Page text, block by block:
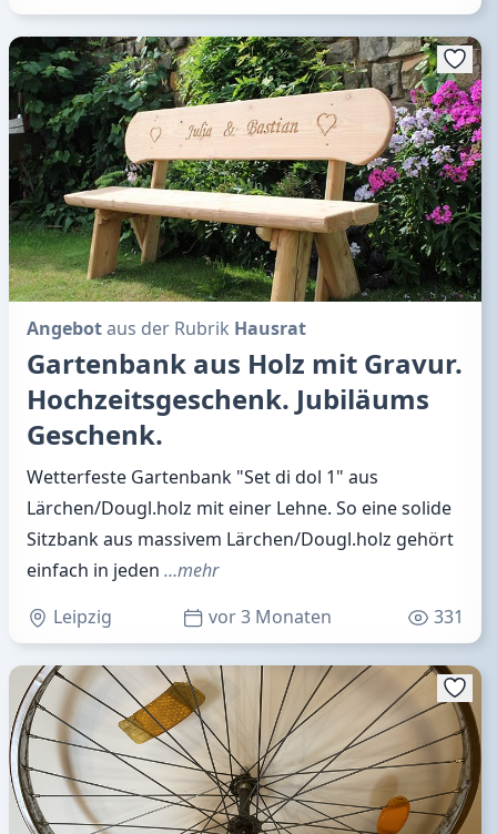
Angebotaus der Rubrik Hausrat
Gartenbank aus Holz mit Gravur.
Hochzeitsgeschenk. Jubiläums
Geschenk.
Wetterfeste Gartenbank "Set di dol 1" aus
Lärchen/Dougl.holz mit einer Lehne. So eine solide
Sitzbank aus massivem Lärchen/Dougl.holz gehört
einfach in jeden …mehr
Leipzig
vor 3 Monaten 331